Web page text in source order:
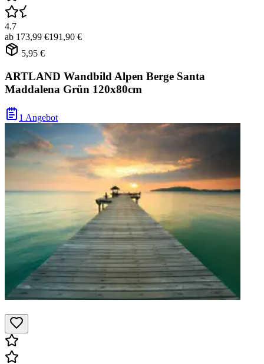
4.7
ab 173,99 €191,90 €
5,95 €
ARTLAND Wandbild Alpen Berge Santa
Maddalena Grün 120x80cm
1 Angebot